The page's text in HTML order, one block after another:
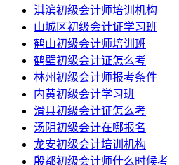
淇滨初级会计师培训机构
山城区初级会计证学习班
鹤山初级会计师培训班
鹤壁初级会计证怎么考
林州初级会计师报考条件
内黄初级会计学习班
滑县初级会计证怎么考
汤阴初级会计在哪报名
龙安初级会计培训机构
殷都初级会计师什么时候考